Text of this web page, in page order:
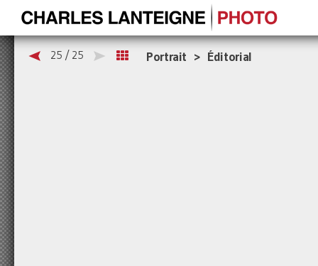
25 / 25 Portrait > Éditorial